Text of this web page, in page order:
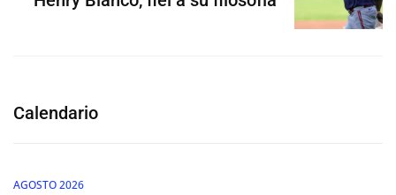
Calendario
AGOSTO 2026